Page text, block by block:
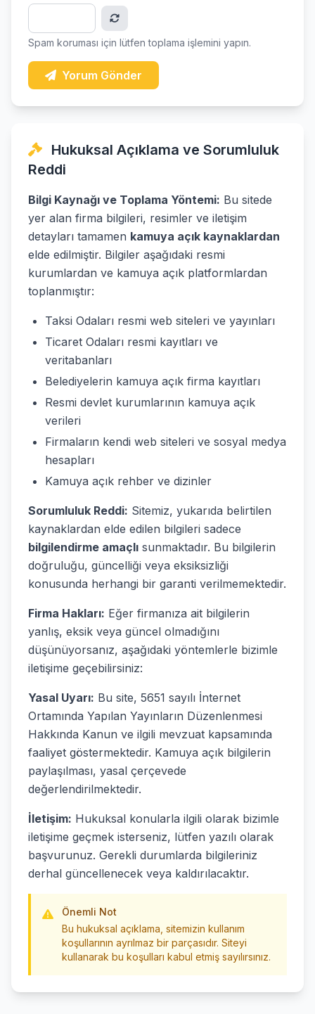
Spam koruması için lütfen toplama işlemini yapın.
Yorum Gönder
Hukuksal Açıklama ve Sorumluluk
Reddi
Bilgi Kaynağı ve Toplama Yöntemi: Bu sitede
yer alan firma bilgileri, resimler ve iletişim
detayları tamamen kamuya açık kaynaklardan
elde edilmiştir. Bilgiler aşağıdaki resmi
kurumlardan ve kamuya açık platformlardan
toplanmıştır:
Taksi Odaları resmi web siteleri ve yayınları
Ticaret Odaları resmi kayıtları ve
veritabanları
Belediyelerin kamuya açık firma kayıtları
Resmi devlet kurumlarının kamuya açık
verileri
Firmaların kendi web siteleri ve sosyal medya
hesapları
Kamuya açık rehber ve dizinler
Sorumluluk Reddi: Sitemiz, yukarıda belirtilen
kaynaklardan elde edilen bilgileri sadece
bilgilendirme amaçlı sunmaktadır. Bu bilgilerin
doğruluğu, güncelliği veya eksiksizliği
konusunda herhangi bir garanti verilmemektedir.
Firma Hakları: Eğer firmanıza ait bilgilerin
yanlış, eksik veya güncel olmadığını
düşünüyorsanız, aşağıdaki yöntemlerle bizimle
iletişime geçebilirsiniz:
Yasal Uyarı: Bu site, 5651 sayılı İnternet
Ortamında Yapılan Yayınların Düzenlenmesi
Hakkında Kanun ve ilgili mevzuat kapsamında
faaliyet göstermektedir. Kamuya açık bilgilerin
paylaşılması, yasal çerçevede
değerlendirilmektedir.
İletişim: Hukuksal konularla ilgili olarak bizimle
iletişime geçmek isterseniz, lütfen yazılı olarak
başvurunuz. Gerekli durumlarda bilgileriniz
derhal güncellenecek veya kaldırılacaktır.
Önemli Not
Bu hukuksal açıklama, sitemizin kullanım
koşullarının ayrılmaz bir parçasıdır. Siteyi
kullanarak bu koşulları kabul etmiş sayılırsınız.